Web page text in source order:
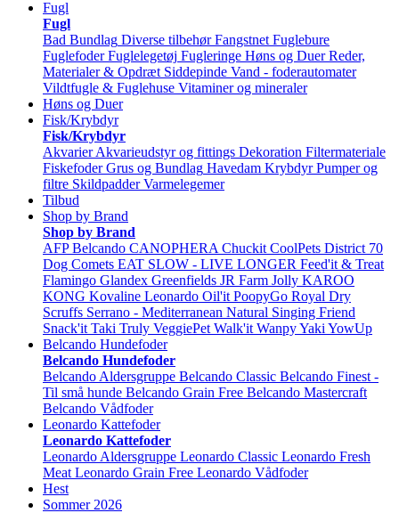
Fugl
Fugl
Bad Bundlag Diverse tilbehør Fangstnet Fuglebure
Fuglefoder Fuglelegetøj Fugleringe Høns og Duer Reder,
Materialer & Opdræt Siddepinde Vand - foderautomater
Vildtfugle & Fuglehuse Vitaminer og mineraler
Høns og Duer
Fisk/Krybdyr
Fisk/Krybdyr
Akvarier Akvarieudstyr og fittings Dekoration Filtermateriale
Fiskefoder Grus og Bundlag Havedam Krybdyr Pumper og
filtre Skildpadder Varmelegemer
Tilbud
Shop by Brand
Shop by Brand
AFP Belcando CANOPHERA Chuckit CoolPets District 70
Dog Comets EAT SLOW - LIVE LONGER Feed'it & Treat
Flamingo Glandex Greenfields JR Farm Jolly KAROO
KONG Kovaline Leonardo Oil'it PoopyGo Royal Dry
Scruffs Serrano - Mediterranean Natural Singing Friend
Snack'it Taki Truly VeggiePet Walk'it WanpyYaki YowUp
Belcando Hundefoder
Belcando Hundefoder
Belcando Aldersgruppe Belcando Classic Belcando Finest -
Til små hunde Belcando Grain Free Belcando Mastercraft
Belcando Vådfoder
Leonardo Kattefoder
Leonardo Kattefoder
Leonardo Aldersgruppe Leonardo Classic Leonardo Fresh
Meat Leonardo Grain Free Leonardo Vådfoder
Hest
Sommer 2026